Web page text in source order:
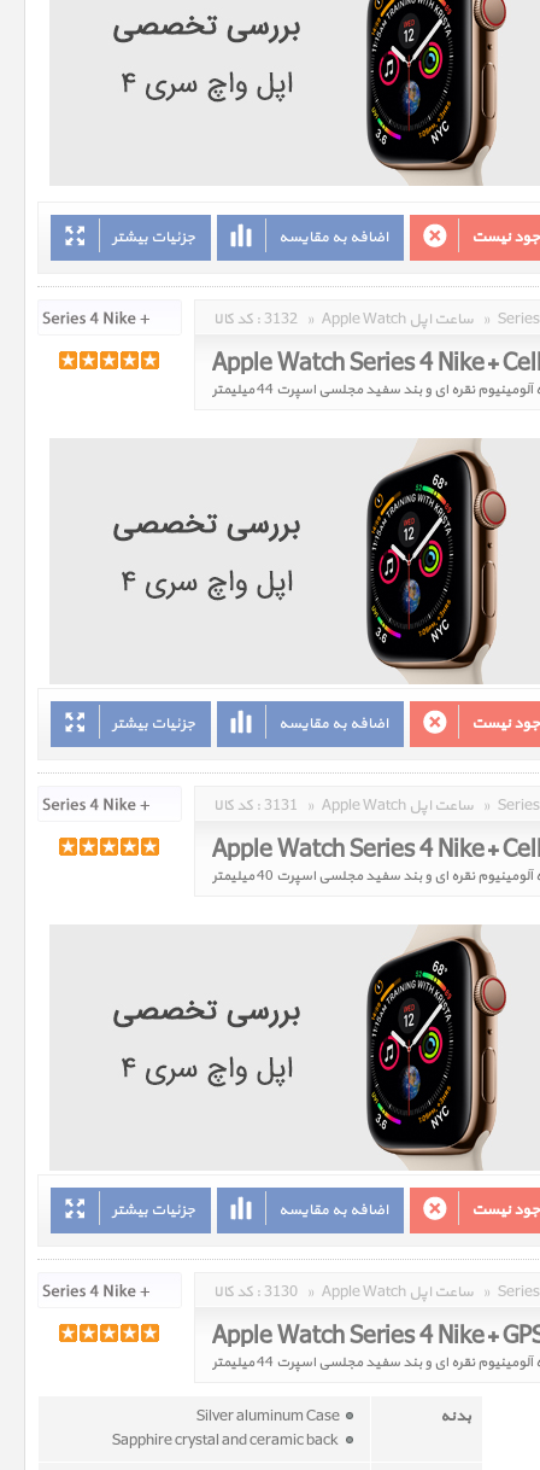
جزئیات بیشتر اضافه به مقایسه نیست
کد کالا : 3132 » Apple Watch ساعت اپل »
جزئیات بیشتر اضافه به مقایسه نیست
کد کالا : 3131 » Apple Watch ساعت اپل »
جزئیات بیشتر اضافه به مقایسه نیست
کد کالا : 3130 » Apple Watch ساعت اپل »
بدنه
Silver aluminum Case